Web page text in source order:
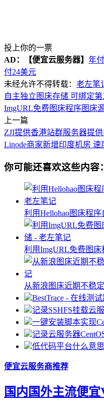
投上你的一票
AD：
【便宜云服务器】 年
付24美元
未经允许不得转载： 老左笔
自主独立图床存储 可绑定
ImgURL免费图床程序图床
上一篇
ZJI提供香港站群服务器提
Linode商家新增印度机房
你可能还喜欢这些内容：
利用Hellohao图床程
利用ImgURL免费图
从新浪图床近期不稳
BestTrace - 在线测
记录SSHFS挂载云
一键安装脚本实现
记录云服务器
低代码平台什么意
便宜云服务商推荐
国内国外主流便宜